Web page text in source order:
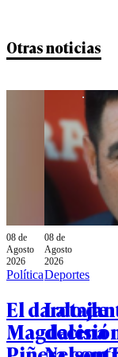
Otras noticias
08 de
Agosto
2026
Política
El dardo de
Magdalena
08 de
Agosto
2026
Deportes
La